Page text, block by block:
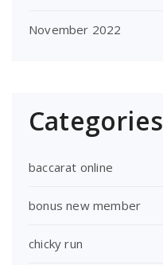
November 2022
Categories
baccarat online
bonus new member
chicky run